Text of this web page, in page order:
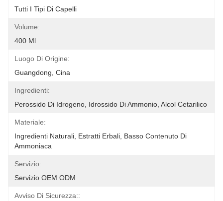
Tutti I Tipi Di Capelli
Volume:
400 Ml
Luogo Di Origine:
Guangdong, Cina
Ingredienti:
Perossido Di Idrogeno, Idrossido Di Ammonio, Alcol Cetarilico
Materiale:
Ingredienti Naturali, Estratti Erbali, Basso Contenuto Di
Ammoniaca
Servizio:
Servizio OEM ODM
Avviso Di Sicurezza::